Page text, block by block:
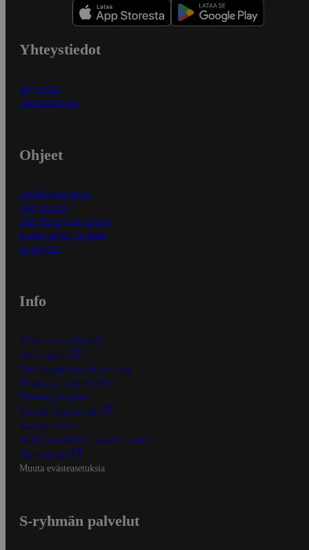
Yhteystiedot
Myymälät
Asiakaspalvelu
Ohjeet
Ensitilaajan ohjeet
Näin maksat
Näin tilaat ja muokkaat
Kaikki ohjeet ja vinkit
In English
Info
S-Business yrityksille
Oiva-raportit
Osuuskauppojen yhteystiedot
Tilaus- ja toimitusehdot
Tietosuojakäytäntö
Palvelun käyttöehdot
Saavutettavuus
Mobiilisovelluksen saavutettavuus
Mainostajalle
Muuta evästeasetuksia
S-ryhmän palvelut